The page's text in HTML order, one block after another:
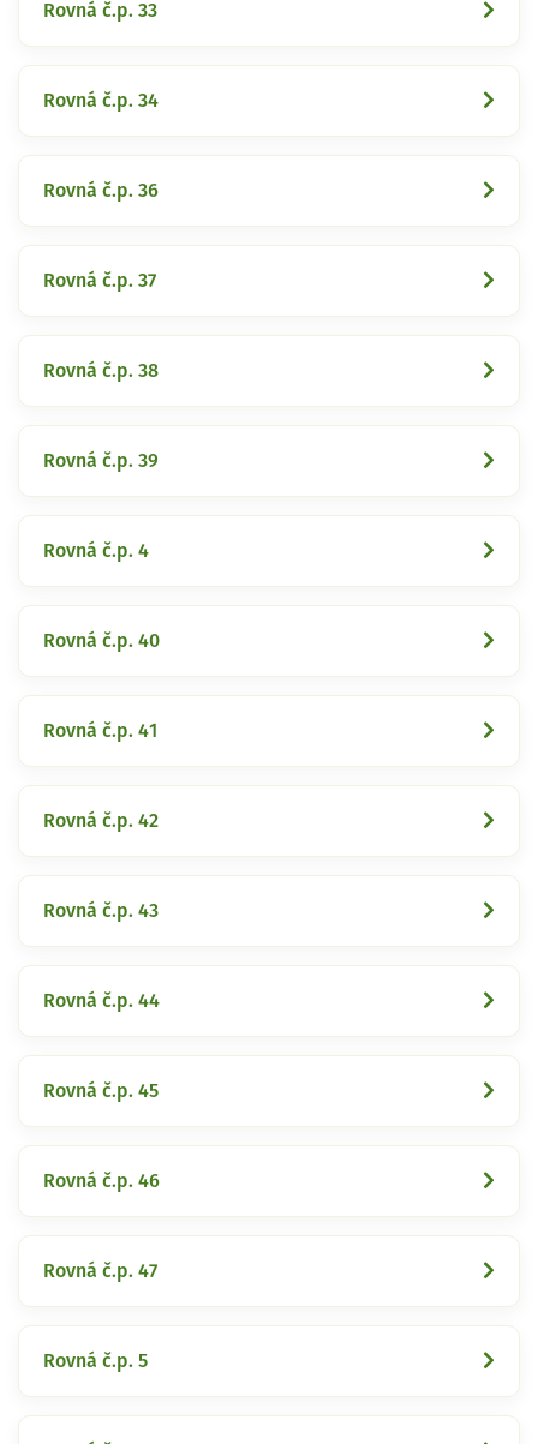
Rovná č.p. 33
Rovná č.p. 34
Rovná č.p. 36
Rovná č.p. 37
Rovná č.p. 38
Rovná č.p. 39
Rovná č.p. 4
Rovná č.p. 40
Rovná č.p. 41
Rovná č.p. 42
Rovná č.p. 43
Rovná č.p. 44
Rovná č.p. 45
Rovná č.p. 46
Rovná č.p. 47
Rovná č.p. 5